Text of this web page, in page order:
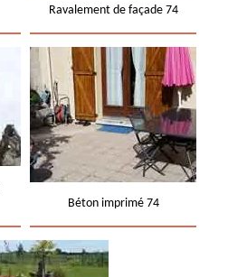
Ravalement de façade 74
Béton imprimé 74